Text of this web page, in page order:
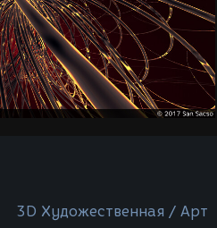
3D Художественная / Арт